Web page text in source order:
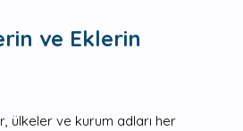
ve Eklerin
ülkeler ve kurum adları her